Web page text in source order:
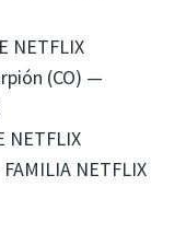
NETFLIX
(CO) —
NETFLIX
NETFLIX